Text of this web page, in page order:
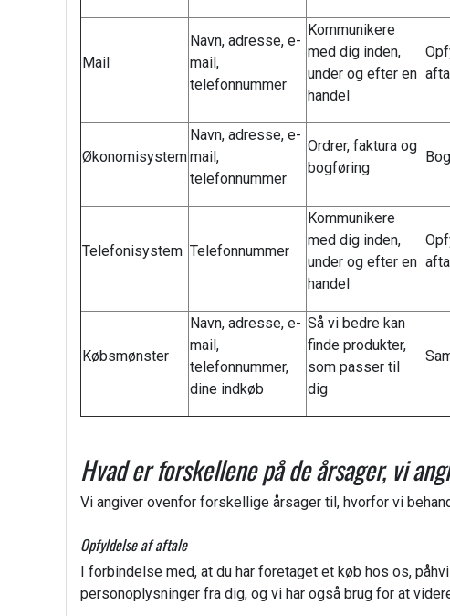
Mail
Navn, adresse, e-
mail,
telefonnummer
Kommunikere
med dig inden,
under og efter en
handel
Økonomisystem
Navn, adresse, e-
mail,
telefonnummer
Ordrer, faktura og
bogføring
Telefonisystem Telefonnummer
Kommunikere
med dig inden,
under og efter en
handel
Købsmønster
Navn, adresse, e-
mail,
telefonnummer,
dine indkøb
Så vi bedre kan
finde produkter,
som passer til
dig
Hvad er forskellene på de årsager, vi
Vi angiver ovenfor forskellige årsager til, hvorfor vi
Opfyldelse af aftale
I forbindelse med, at du har foretaget et køb hos os,
personoplysninger fra dig, og vi har også brug for at